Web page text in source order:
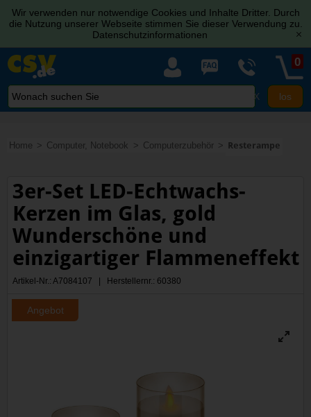
Wir verwenden nur notwendige Cookies und Inhalte Dritter. Durch
die Nutzung unserer Webseite stimmen Sie dieser Verwendung zu.
Datenschutzinformationen
[x]
X
0
Home Computer, Notebook Computerzubehör Resterampe
3er-Set LED-Echtwachs-
Kerzen im Glas, gold
Wunderschöne und
einzigartiger Flammeneffekt
Artikel-Nr.: A7084107 | Herstellernr.: 60380
Angebot